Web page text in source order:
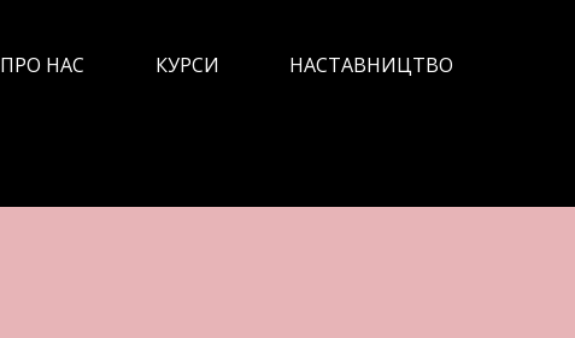
ПРО НАС КУРСИ НАСТАВНИЦТВО